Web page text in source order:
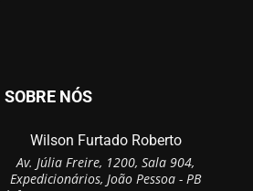
SOBRE NÓS
Wilson Furtado Roberto
Av. Júlia Freire, 1200, Sala 904,
Expedicionários, João Pessoa - PB